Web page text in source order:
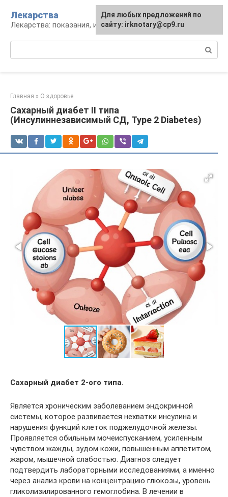
контенту
Лекарства
Лекарства: показания, инструкция, аналоги
Главная » О здоровье
Сахарный диабет II типа
(Инсулиннезависимый СД, Type 2 Diabetes)
Сахарный диабет 2-ого типа.
Является хроническим заболеванием эндокринной
системы, которое развивается нехватки инсулина и
нарушения функций клеток поджелудочной железы.
Проявляется обильным мочеиспусканием, усиленным
чувством жажды, зудом кожи, повышенным аппетитом,
жаром, мышечной слабостью. Диагноз следует
подтвердить лабораторными исследованиями, а именно
через анализ крови на концентрацию глюкозы, уровень
гликолизилированного гемоглобина. В лечении в
Для любых предложений по
сайту: irknotary@cp9.ru